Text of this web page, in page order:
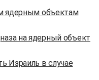
ядерным объектам
на ядерный объект
Израиль в случае